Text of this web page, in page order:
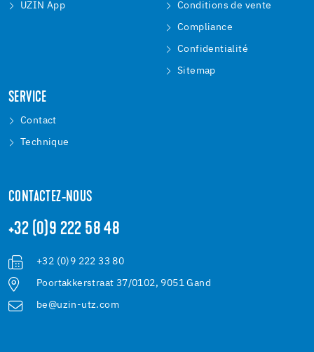
UZIN App Conditions de vente
Compliance
Confidentialité
Sitemap
SERVICE
Contact
Technique
CONTACTEZ-NOUS
+32 (0)9 222 58 48
+32 (0)9 222 33 80
Poortakkerstraat 37/0102, 9051 Gand
be@uzin-utz.com